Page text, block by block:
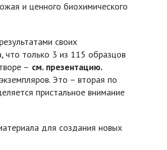
и ценного биохимического
своих
что только 3 из 115 образцов
– см. презентацию.
Это – вторая по
пристальное внимание
для создания новых